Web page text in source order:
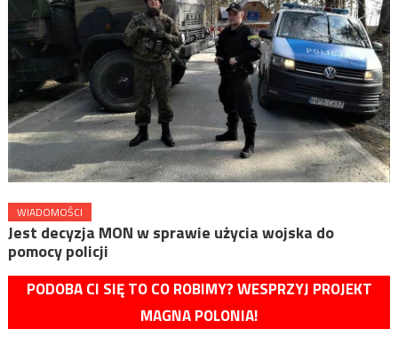
WIADOMOŚCI
Jest decyzja MON w sprawie użycia wojska do
pomocy policji
PODOBA CI SIĘ TO CO ROBIMY? WESPRZYJ PROJEKT
MAGNA POLONIA!